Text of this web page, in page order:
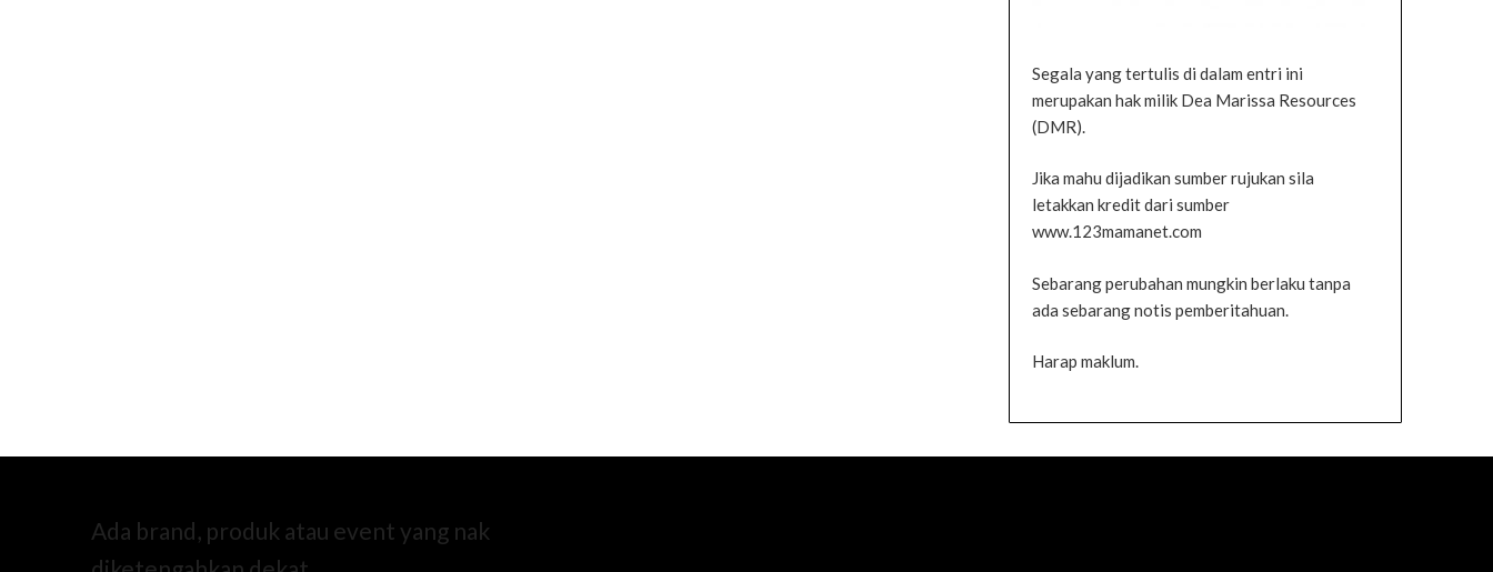
Segala yang tertulis di dalam entri ini
merupakan hak milik Dea Marissa Resources
(DMR).
Jika mahu dijadikan sumber rujukan sila
letakkan kredit dari sumber
www.123mamanet.com
Sebarang perubahan mungkin berlaku tanpa
ada sebarang notis pemberitahuan.
Harap maklum.
Ada brand, produk atau event yang nak